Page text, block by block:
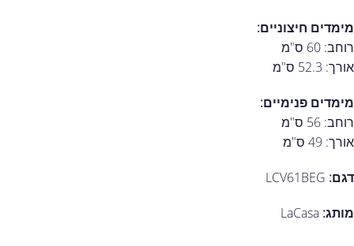
מימדים חיצוניים:
רוחב: 60 ס"מ
אורך: 52.3 ס"מ
מימדים פנימיים:
רוחב: 56 ס"מ
אורך: 49 ס"מ
דגם: LCV61BEG
מותג: LaCasa